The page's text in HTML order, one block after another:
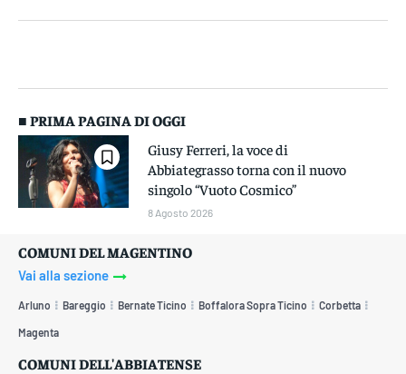
■ PRIMA PAGINA DI OGGI
Giusy Ferreri, la voce di
Abbiategrasso torna con il nuovo
singolo “Vuoto Cosmico”
8 Agosto 2026
COMUNI DEL MAGENTINO
Vai alla sezione
Arluno Bareggio Bernate Ticino Boffalora Sopra Ticino Corbetta
Magenta
COMUNI DELL'ABBIATENSE